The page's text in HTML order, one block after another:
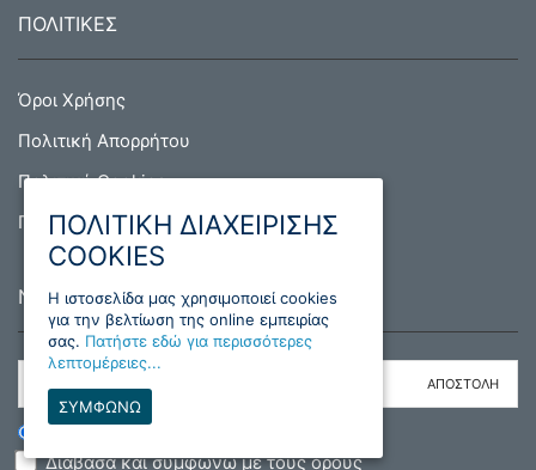
ΠΟΛΙΤΙΚΕΣ
Όροι Χρήσης
Πολιτική Απορρήτου
Πολιτική Cookies
Πολιτική Επιστροφών
NEWSLETTER
Διάβασα και συμφωνώ με τους όρους
ΠΟΛΙΤΙΚΗ ΔΙΑΧΕΙΡΙΣΗΣ
COOKIES
H ιστοσελίδα μας χρησιμοποιεί cookies
για την βελτίωση της online εμπειρίας
σας. Πατήστε εδώ για περισσότερες
λεπτομέρειες...
ΣΥΜΦΩΝΩ